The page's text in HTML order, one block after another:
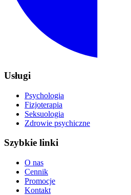
Usługi
Psychologia
Fizjoterapia
Seksuologia
Zdrowie psychiczne
Szybkie linki
O nas
Cennik
Promocje
Kontakt